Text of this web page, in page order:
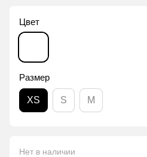
Цвет
Размер
XS S M
Нет в наличии